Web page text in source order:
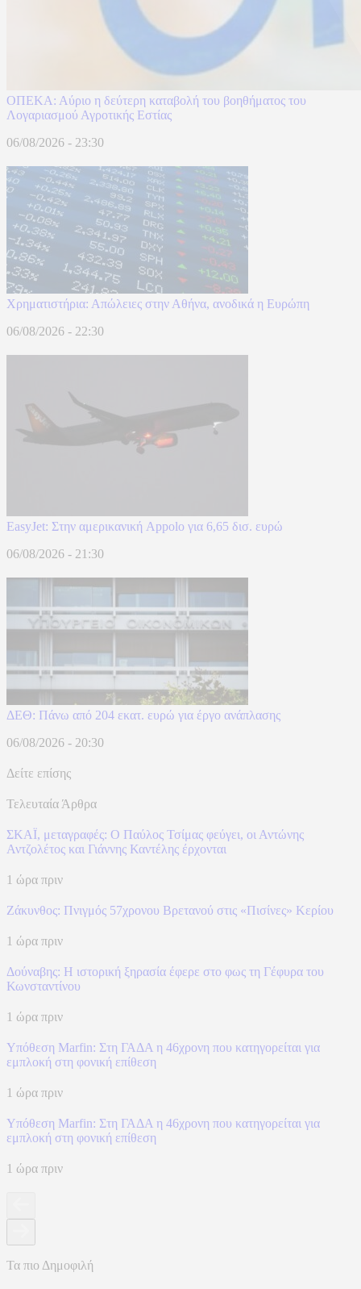
ΟΠΕΚΑ: Αύριο η δεύτερη καταβολή του βοηθήματος του
Λογαριασμού Αγροτικής Εστίας
06/08/2026 - 23:30
Χρηματιστήρια: Απώλειες στην Αθήνα, ανοδικά η Ευρώπη
06/08/2026 - 22:30
EasyJet: Στην αμερικανική Appolo για 6,65 δισ. ευρώ
06/08/2026 - 21:30
ΔΕΘ: Πάνω από 204 εκατ. ευρώ για έργο ανάπλασης
06/08/2026 - 20:30
Δείτε επίσης
Τελευταία Άρθρα
ΣΚΑΪ, μεταγραφές: Ο Παύλος Τσίμας φεύγει, οι Αντώνης
Αντζολέτος και Γιάννης Καντέλης έρχονται
1 ώρα πριν
Ζάκυνθος: Πνιγμός 57χρονου Βρετανού στις «Πισίνες» Κερίου
1 ώρα πριν
Δούναβης: Η ιστορική ξηρασία έφερε στο φως τη Γέφυρα του
Κωνσταντίνου
1 ώρα πριν
Υπόθεση Marfin: Στη ΓΑΔΑ η 46χρονη που κατηγορείται για
εμπλοκή στη φονική επίθεση
1 ώρα πριν
Υπόθεση Marfin: Στη ΓΑΔΑ η 46χρονη που κατηγορείται για
εμπλοκή στη φονική επίθεση
1 ώρα πριν
Τα πιο Δημοφιλή